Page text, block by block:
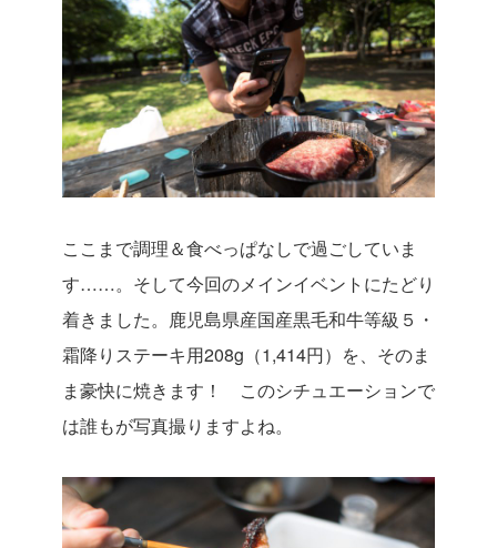
ここまで調理＆食べっぱなしで過ごしていま
す……。そして今回のメインイベントにたどり
着きました。鹿児島県産国産黒毛和牛等級５・
霜降りステーキ用208g（1,414円）を、そのま
ま豪快に焼きます！ このシチュエーションで
は誰もが写真撮りますよね。